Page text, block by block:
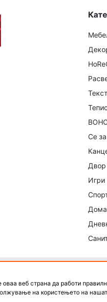
Се за
Двор
Игри
смеат да се преземаат,
писмена согласност од
веб страна да работи
на користењето на